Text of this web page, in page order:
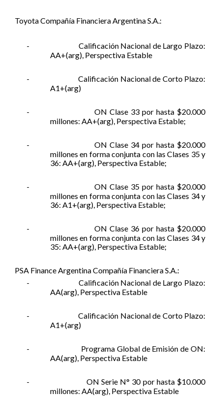
Toyota Compañía Financiera Argentina S.A.:
-
Calificación Nacional de Largo Plazo:
AA+(arg), Perspectiva Estable
-
Calificación Nacional de Corto Plazo:
A1+(arg)
-
ON Clase 33 por hasta $20.000
millones: AA+(arg), Perspectiva Estable;
-
ON Clase 34 por hasta $20.000
millones en forma conjunta con las Clases 35 y
36: AA+(arg), Perspectiva Estable;
-
ON Clase 35 por hasta $20.000
millones en forma conjunta con las Clases 34 y
36: A1+(arg), Perspectiva Estable;
-
ON Clase 36 por hasta $20.000
millones en forma conjunta con las Clases 34 y
35: AA+(arg), Perspectiva Estable;
PSA Finance Argentina Compañía Financiera S.A.:
-
Calificación Nacional de Largo Plazo:
AA(arg), Perspectiva Estable
-
Calificación Nacional de Corto Plazo:
A1+(arg)
-
Programa Global de Emisión de ON:
AA(arg), Perspectiva Estable
-
ON Serie N° 30 por hasta $10.000
millones: AA(arg), Perspectiva Estable